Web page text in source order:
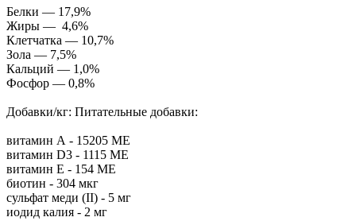
Белки — 17,9%
Жиры — 4,6%
Клетчатка — 10,7%
Зола — 7,5%
Кальций — 1,0%
Фосфор — 0,8%
Добавки/кг: Питательные добавки:
витамин А - 15205 МЕ
витамин D3 - 1115 МЕ
витамин Е - 154 МЕ
биотин - 304 мкг
сульфат меди (II) - 5 мг
иодид калия - 2 мг